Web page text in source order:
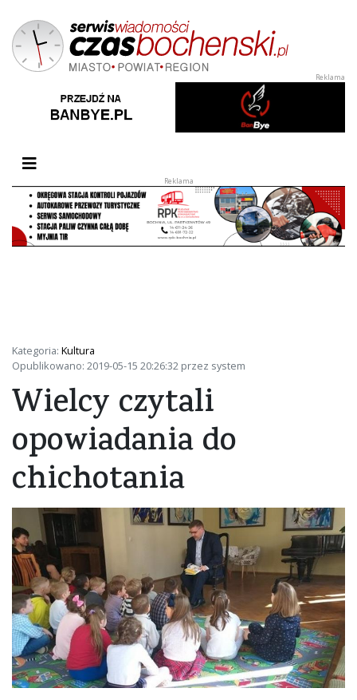
Przełącz nawigację
Kategoria: Kultura
Opublikowano: 2019-05-15 20:26:32 przez system
Wielcy czytali
opowiadania do
chichotania